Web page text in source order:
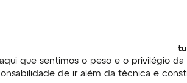
que sentimos o peso e o privilégio da
de ir além da técnica e